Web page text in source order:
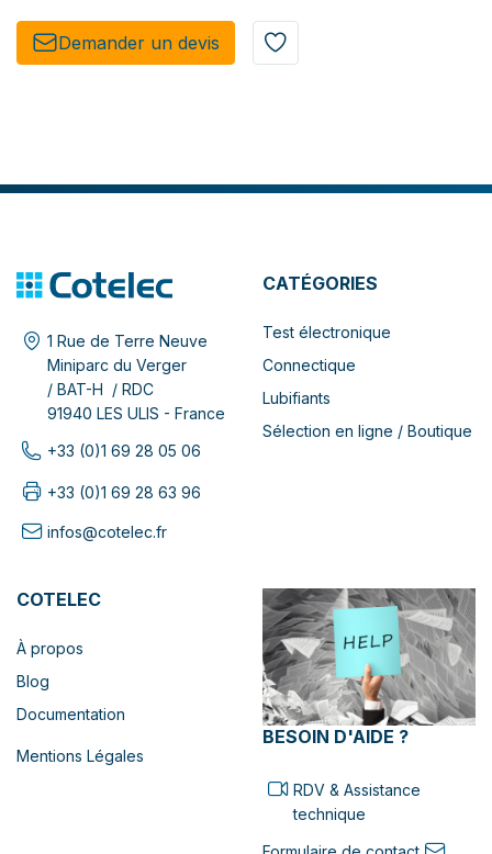
Demander un de​​vis​​
1 Rue de Terre Neuve
Miniparc du Verger
/ BAT-H / RDC
91940 LES ULIS - France
+33 (0)1 69 28 05 06
+33 (0)1 69 28 63 96
infos@cotelec.fr
CATÉGORIES
Test électronique
Connectique
Lubifiants
Sélection en ligne / Boutique
COTELEC
À propos
Blog
Documentation
Mentions Légales
BESOIN D'AIDE ?
RDV & Assistance
technique